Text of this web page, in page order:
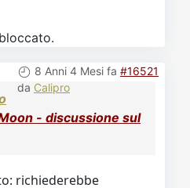
8 Anni 4 Mesi fa #16521
da Calipro
- discussione sul
richiederebbe